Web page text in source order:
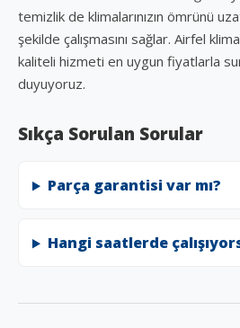
temizlik de klimalarınızın ömrünü
şekilde çalışmasını sağlar. Airfel
kaliteli hizmeti en uygun fiyatlarla
duyuyoruz.
Sıkça Sorulan Sorular
Parça garantisi var mı?
Hangi saatlerde